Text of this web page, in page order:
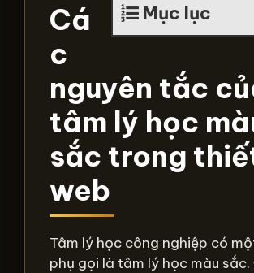
Mục lục
Cá
c
nguyên tắc
tâm lý học
sắc trong
web
Tâm lý học công nghiệp có
phụ gọi là tâm lý học màu sắc.